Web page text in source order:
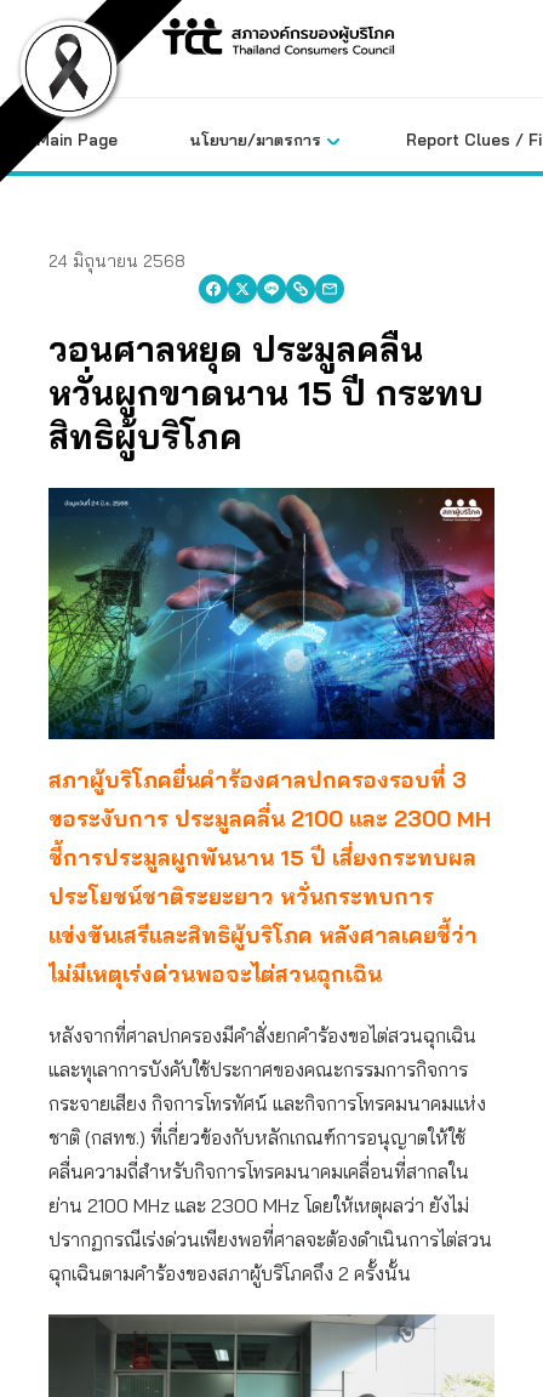
content
Main Page นโยบาย/มาตรการ Report Clues /
24 มิถุนายน 2568
วอนศาลหยุด ประมูลคลื่น
หวั่นผูกขาดนาน 15 ปี กระทบ
สิทธิผู้บริโภค
สภาผู้บริโภคยื่นคำร้องศาลปกครองรอบที่ 3
ขอระงับการ ประมูลคลื่น 2100 และ 2300 MH
ชี้การประมูลผูกพันนาน 15 ปี เสี่ยงกระทบผล
ประโยชน์ชาติระยะยาว หวั่นกระทบการ
แข่งขันเสรีและสิทธิผู้บริโภค หลังศาลเคยชี้ว่า
ไม่มีเหตุเร่งด่วนพอจะไต่สวนฉุกเฉิน
หลังจากที่ศาลปกครองมีคำสั่งยกคำร้องขอไต่สวนฉุกเฉิน
และทุเลาการบังคับใช้ประกาศของคณะกรรมการกิจการ
กระจายเสียง กิจการโทรทัศน์ และกิจการโทรคมนาคมแห่ง
ชาติ (กสทช.) ที่เกี่ยวข้องกับหลักเกณฑ์การอนุญาตให้ใช้
คลื่นความถี่สำหรับกิจการโทรคมนาคมเคลื่อนที่สากลใน
ย่าน 2100 MHz และ 2300 MHz โดยให้เหตุผลว่า ยังไม่
ปรากฏกรณีเร่งด่วนเพียงพอที่ศาลจะต้องดำเนินการไต่สวน
ฉุกเฉินตามคำร้องของสภาผู้บริโภคถึง 2 ครั้งนั้น